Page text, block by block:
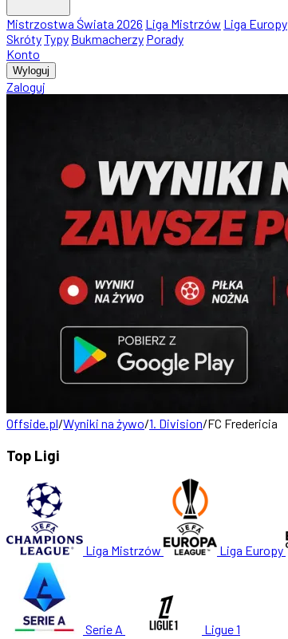
Mistrzostwa Świata 2026 Liga Mistrzów Liga Europy
SkrótyTypy Bukmacherzy Porady
Konto
Wyloguj
Zaloguj
Offside.pl/Wyniki na żywo/1. Division/FC Fredericia
Top Ligi
Liga Mistrzów Liga Europy
Serie A Ligue 1